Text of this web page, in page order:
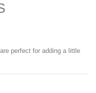
perfect for adding a little